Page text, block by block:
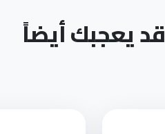
قد يعجبك أيضاً